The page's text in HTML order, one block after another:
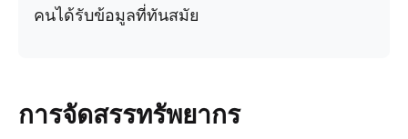
คนได้รับข้อมูลที่ทันสมัย
การจัดสรรทรัพยากร